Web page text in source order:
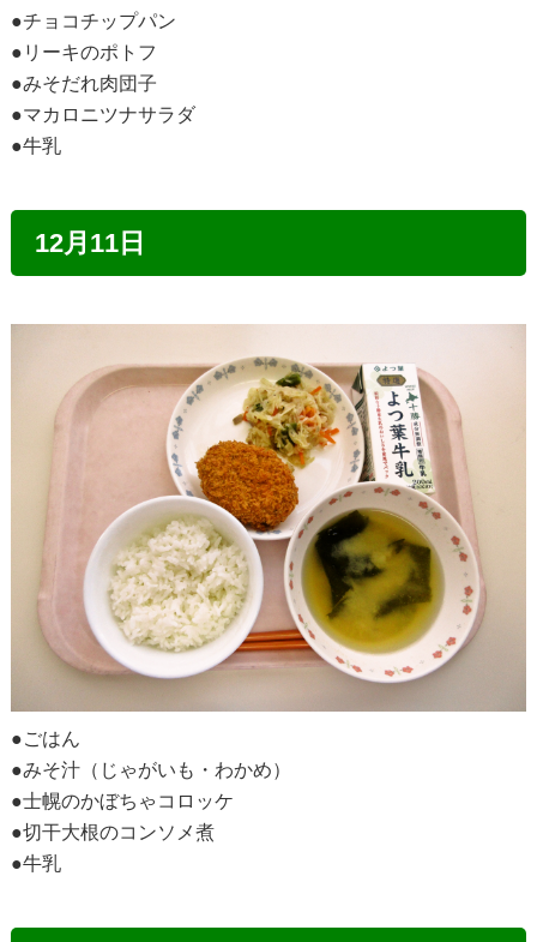
●チョコチップパン
●リーキのポトフ
●みそだれ肉団子
●マカロニツナサラダ
●牛乳
12月11日
●ごはん
●みそ汁（じゃがいも・わかめ）
●士幌のかぼちゃコロッケ
●切干大根のコンソメ煮
●牛乳